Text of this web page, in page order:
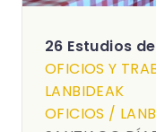
26 Estudios
OFICIOS Y
LANBIDEAK
OFICIOS /